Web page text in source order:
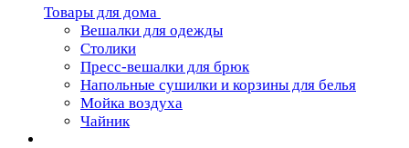
Товары для дома
Вешалки для одежды
Столики
Пресс-вешалки для брюк
Напольные сушилки и корзины для белья
Мойка воздуха
Чайник